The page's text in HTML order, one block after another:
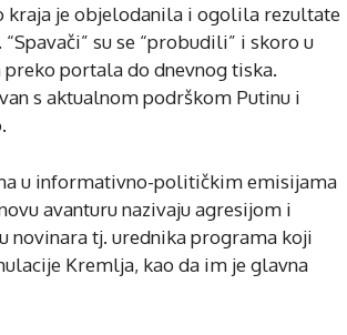
kraja je objelodanila i ogolila rezultate
su se “probudili” i skoro u
portala do dnevnog tiska.
s aktualnom podrškom Putinu i
u informativno-političkim emisijama
avanturu nazivaju agresijom i
novinara tj. urednika programa koji
Kremlja, kao da im je glavna